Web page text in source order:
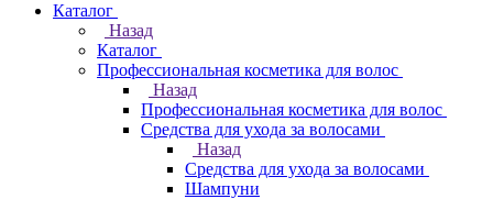
Каталог
Назад
Каталог
Профессиональная косметика для волос
Назад
Профессиональная косметика для волос
Средства для ухода за волосами
Назад
Средства для ухода за волосами
Шампуни